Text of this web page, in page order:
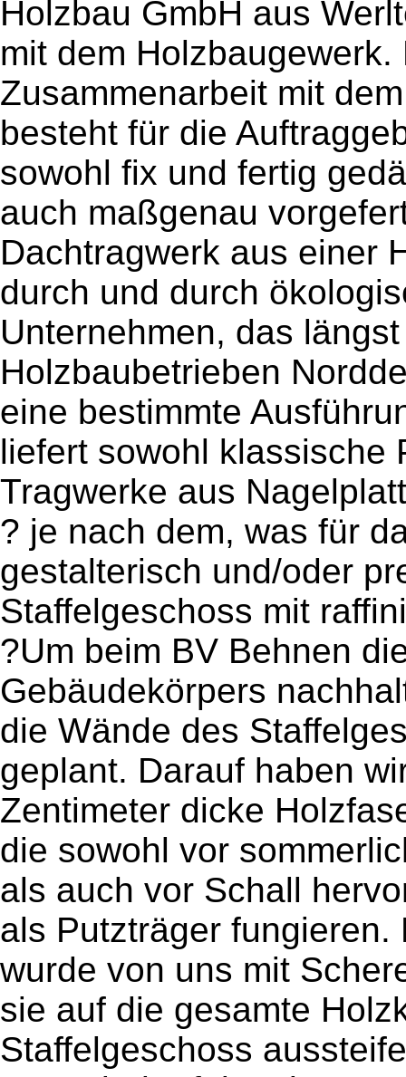
Holzbau GmbH aus
mit dem
Zusammenarbeit mit
besteht für die
sowohl fix und fertig
auch maßgenau
Dachtragwerk aus einer
durch und durch
Unternehmen, das
Holzbaubetrieben
eine bestimmte
liefert sowohl klassische
Tragwerke aus
? je nach dem, was für
gestalterisch und/oder
Staffelgeschoss mit
?Um beim BV Behnen
Gebäudekörpers
die Wände des
geplant. Darauf haben
Zentimeter dicke
die sowohl vor
als auch vor Schall
als Putzträger
wurde von uns mit
sie auf die gesamte
Staffelgeschoss